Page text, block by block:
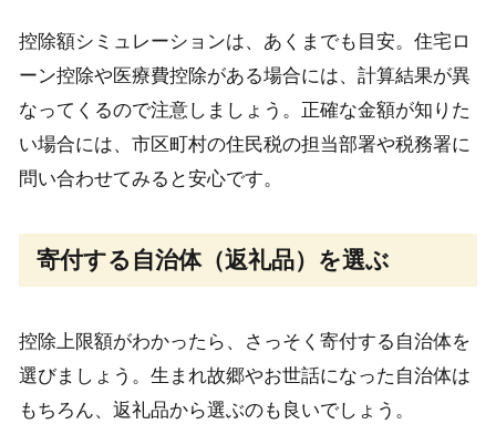
控除額シミュレーションは、あくまでも目安。住宅ロ
ーン控除や医療費控除がある場合には、計算結果が異
なってくるので注意しましょう。正確な金額が知りた
い場合には、市区町村の住民税の担当部署や税務署に
問い合わせてみると安心です。
寄付する自治体（返礼品）を選ぶ
控除上限額がわかったら、さっそく寄付する自治体を
選びましょう。生まれ故郷やお世話になった自治体は
もちろん、返礼品から選ぶのも良いでしょう。